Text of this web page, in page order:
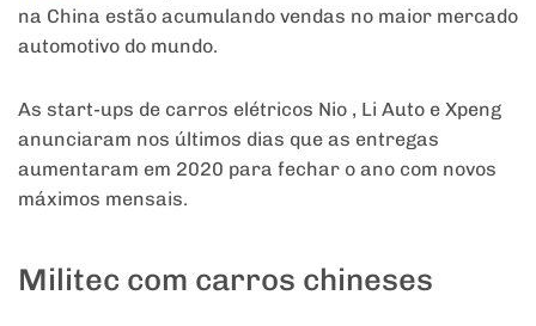
na China estão acumulando vendas no maior mercado
automotivo do mundo.
As start-ups de carros elétricos Nio , Li Auto e Xpeng
anunciaram nos últimos dias que as entregas
aumentaram em 2020 para fechar o ano com novos
máximos mensais.
Militec com carros chineses